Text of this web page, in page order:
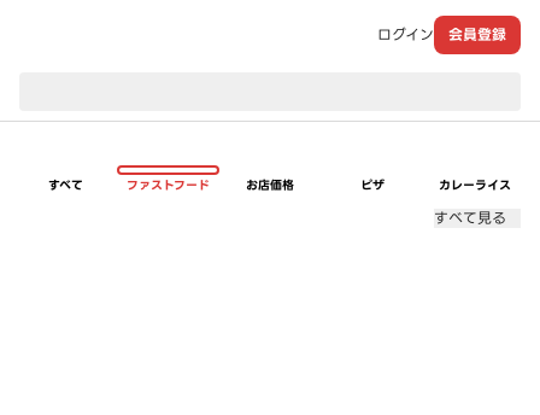
ログイン 会員登録
すべて ファストフード お店価格 ピザ カレーライス
すべて見る